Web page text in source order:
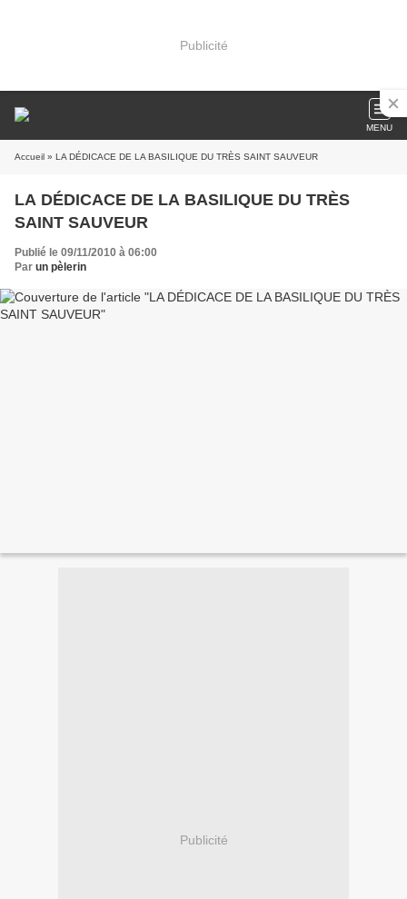
Publicité
MENU
Accueil » LA DÉDICACE DE LA BASILIQUE DU TRÈS SAINT SAUVEUR
LA DÉDICACE DE LA BASILIQUE DU TRÈS
SAINT SAUVEUR
Publié le 09/11/2010 à 06:00
Par un pèlerin
Publicité